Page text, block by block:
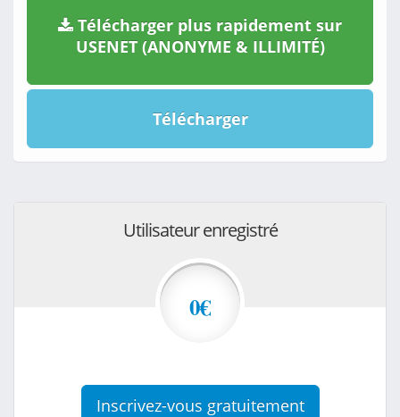
Télécharger plus rapidement sur
USENET (ANONYME & ILLIMITÉ)
Télécharger
Utilisateur enregistré
0€
Inscrivez-vous gratuitement